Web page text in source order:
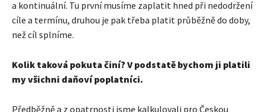
a kontinuální. Tu první musíme zaplatit hned při nedodržení
cíle a termínu, druhou je pak třeba platit průběžně do doby,
než cíl splníme.
Kolik taková pokuta činí? V podstatě bychom ji platili
my všichni daňoví poplatníci.
Předběžně a z opatrnosti jsme kalkulovali pro Českou